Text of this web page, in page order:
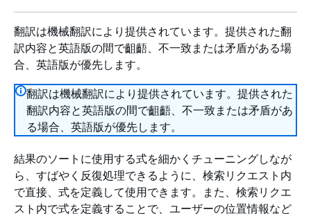
翻訳は機械翻訳により提供されています。提供された翻
訳内容と英語版の間で齟齬、不一致または矛盾がある場
合、英語版が優先します。
翻訳は機械翻訳により提供されています。提供された
翻訳内容と英語版の間で齟齬、不一致または矛盾があ
る場合、英語版が優先します。
結果のソートに使用する式を細かくチューニングしなが
ら、すばやく反復処理できるように、検索リクエスト内
で直接、式を定義して使用できます。また、検索リクエ
スト内で式を定義することで、ユーザーの位置情報など